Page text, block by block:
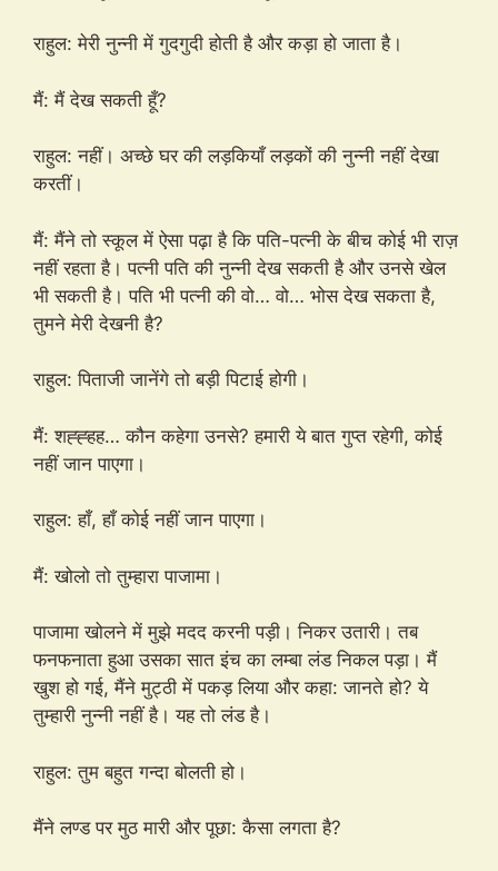
राहुल: मेरी नुन्नी में गुदगुदी होती है और कड़ा हो जाता है।
मैं: मैं देख सकती हूँ?
राहुल: नहीं। अच्छे घर की लड़कियाँ लड़कों की नुन्नी नहीं देखा
करतीं।
मैं: मैंने तो स्कूल में ऐसा पढ़ा है कि पति-पत्नी के बीच कोई भी राज़
नहीं रहता है। पत्नी पति की नुन्नी देख सकती है और उनसे खेल
भी सकती है। पति भी पत्नी की वो… वो… भोस देख सकता है,
तुमने मेरी देखनी है?
राहुल: पिताजी जानेंगे तो बड़ी पिटाई होगी।
मैं: शह्ह्हह… कौन कहेगा उनसे? हमारी ये बात गुप्त रहेगी, कोई
नहीं जान पाएगा।
राहुल: हाँ, हाँ कोई नहीं जान पाएगा।
मैं: खोलो तो तुम्हारा पाजामा।
पाजामा खोलने में मुझे मदद करनी पड़ी। निकर उतारी। तब
फनफनाता हुआ उसका सात इंच का लम्बा लंड निकल पड़ा। मैं
खुश हो गई, मैंने मुट्ठी में पकड़ लिया और कहा: जानते हो? ये
तुम्हारी नुन्नी नहीं है। यह तो लंड है।
राहुल: तुम बहुत गन्दा बोलती हो।
मैंने लण्ड पर मुठ मारी और पूछा: कैसा लगता है?